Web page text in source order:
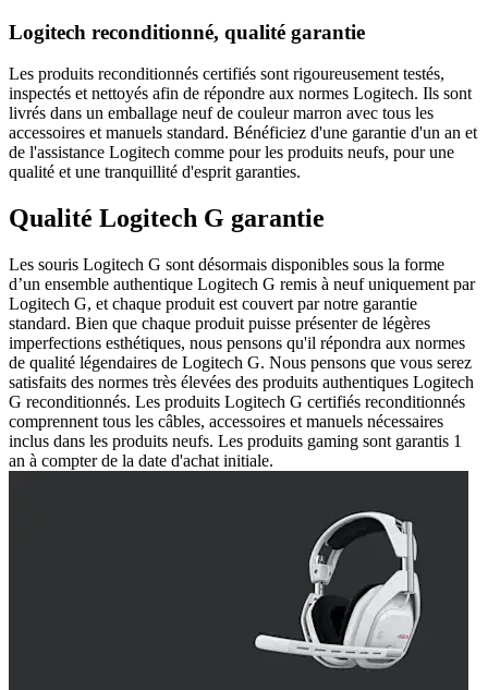
Logitech reconditionné, qualité garantie
Les produits reconditionnés certifiés sont rigoureusement testés,
inspectés et nettoyés afin de répondre aux normes Logitech. Ils sont
livrés dans un emballage neuf de couleur marron avec tous les
accessoires et manuels standard. Bénéficiez d'une garantie d'un an et
de l'assistance Logitech comme pour les produits neufs, pour une
qualité et une tranquillité d'esprit garanties.
Qualité Logitech G garantie
Les souris Logitech G sont désormais disponibles sous la forme
d’un ensemble authentique Logitech G remis à neuf uniquement par
Logitech G, et chaque produit est couvert par notre garantie
standard. Bien que chaque produit puisse présenter de légères
imperfections esthétiques, nous pensons qu'il répondra aux normes
de qualité légendaires de Logitech G. Nous pensons que vous serez
satisfaits des normes très élevées des produits authentiques Logitech
G reconditionnés. Les produits Logitech G certifiés reconditionnés
comprennent tous les câbles, accessoires et manuels nécessaires
inclus dans les produits neufs. Les produits gaming sont garantis 1
an à compter de la date d'achat initiale.